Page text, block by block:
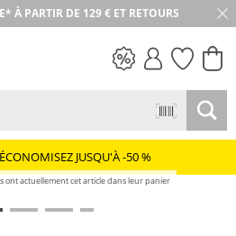
À PARTIR DE 129 € ET RETOURS
SOUS 30 JOURS
ÉCONOMISEZ JUSQU'À -50 %
ont actuellement cet article dans leur panier